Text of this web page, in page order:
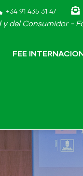
+34 91 435 31 47
del Consumidor -
FEE